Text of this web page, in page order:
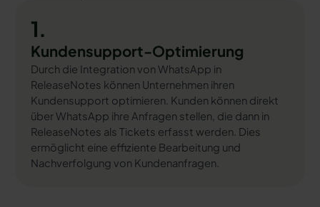
1.
Kundensupport-Optimierung
Durch die Integration von WhatsApp in
ReleaseNotes können Unternehmen ihren
Kundensupport optimieren. Kunden können direkt
über WhatsApp ihre Anfragen stellen, die dann in
ReleaseNotes als Tickets erfasst werden. Dies
ermöglicht eine effiziente Bearbeitung und
Nachverfolgung von Kundenanfragen.